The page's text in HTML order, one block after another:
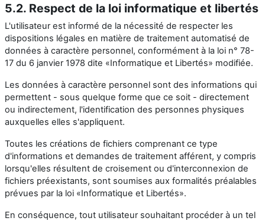
5.2. Respect de la loi informatique et libertés
L'utilisateur est informé de la nécessité de respecter les
dispositions légales en matière de traitement automatisé de
données à caractère personnel, conformément à la loi n° 78-
17 du 6 janvier 1978 dite «Informatique et Libertés» modifiée.
Les données à caractère personnel sont des informations qui
permettent - sous quelque forme que ce soit - directement
ou indirectement, l'identification des personnes physiques
auxquelles elles s'appliquent.
Toutes les créations de fichiers comprenant ce type
d'informations et demandes de traitement afférent, y compris
lorsqu'elles résultent de croisement ou d'interconnexion de
fichiers préexistants, sont soumises aux formalités préalables
prévues par la loi «Informatique et Libertés».
En conséquence, tout utilisateur souhaitant procéder à un tel